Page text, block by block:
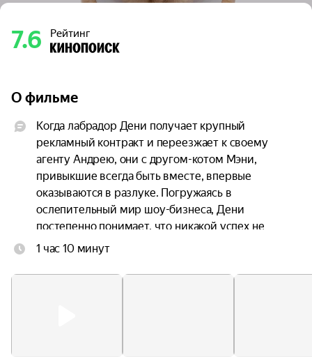
7.6 Рейтинг
О фильме
Когда лабрадор Дени получает крупный
рекламный контракт и переезжает к своему
агенту Андрею, они с другом-котом Мэни,
привыкшие всегда быть вместе, впервые
оказываются в разлуке. Погружаясь в
ослепительный мир шоу-бизнеса, Дени
постепенно понимает, что никакой успех не
способен заменить семью, а искренность ценнее
переживает кризис в отношениях с невестой, и
1 час 10 минут